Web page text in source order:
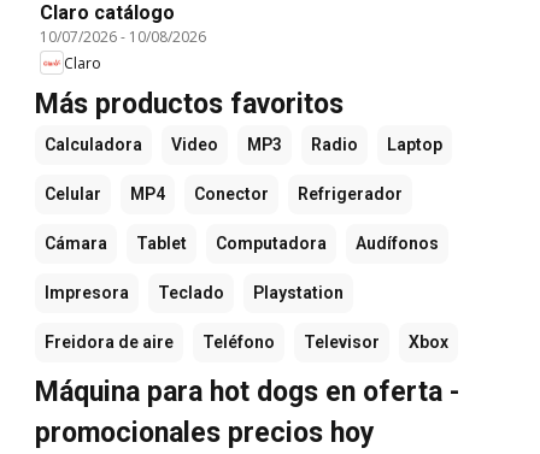
Claro catálogo
10/07/2026- 10/08/2026
Claro
Más productos favoritos
Calculadora Video MP3 Radio Laptop
Celular MP4 Conector Refrigerador
Cámara Tablet Computadora Audífonos
Impresora Teclado Playstation
Freidora de aire Teléfono Televisor Xbox
Máquina para hot dogs en oferta -
promocionales precios hoy